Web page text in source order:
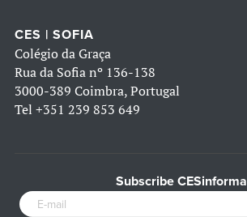
CES | SOFIA
Colégio da Graça
Rua da Sofia nº 136-138
3000-389 Coimbra, Portugal
Tel +351 239 853 649
Subscribe CESinforma